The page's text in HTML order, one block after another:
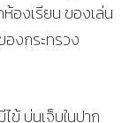
องเรียน ของเล่น
องกระทรวง
ข้ บ่นเจ็บในปาก